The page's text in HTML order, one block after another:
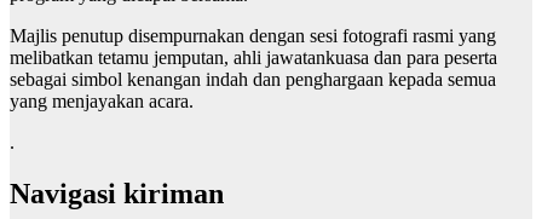
Majlis penutup disempurnakan dengan sesi fotografi rasmi yang
melibatkan tetamu jemputan, ahli jawatankuasa dan para peserta
sebagai simbol kenangan indah dan penghargaan kepada semua
yang menjayakan acara.
.
Navigasi kiriman